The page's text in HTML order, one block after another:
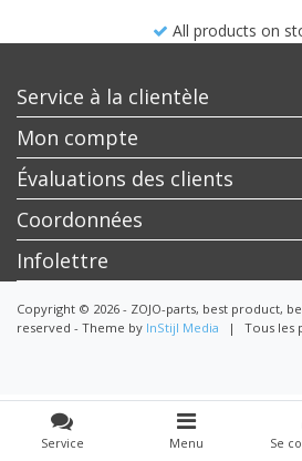
All products on
Service à la clientèle
Mon compte
Évaluations des clients
Coordonnées
Infolettre
Copyright © 2026 - ZOJO-parts, best product,
reserved - Theme by InStijl Media | Tous les
Service Menu Se